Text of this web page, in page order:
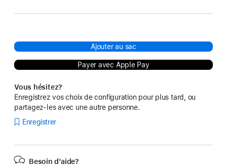
Ajouter au sac
Payer avec Apple Pay
Vous hésitez?
Enregistrez vos choix de configuration pour plus tard, ou
partagez-les avec une autre personne.
Enregistrer
Besoin d’aide?